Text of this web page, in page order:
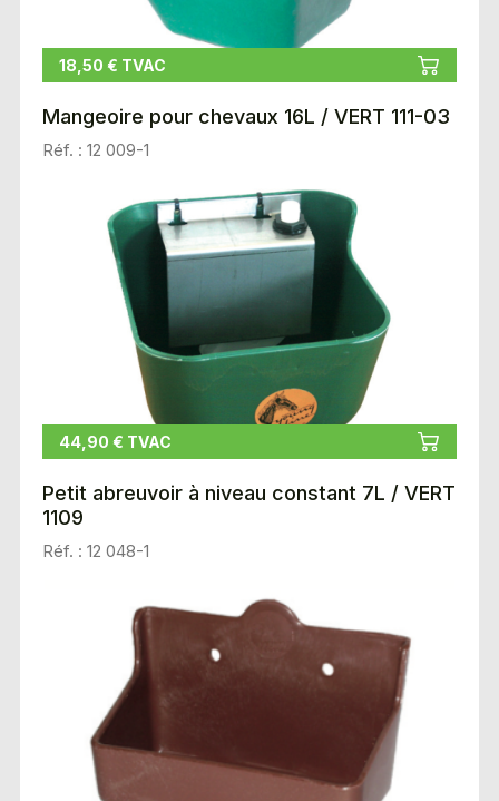
18,50 € TVAC
Mangeoire pour chevaux 16L / VERT 111-03
Réf. : 12 009-1
44,90 € TVAC
Petit abreuvoir à niveau constant 7L / VERT
1109
Réf. : 12 048-1